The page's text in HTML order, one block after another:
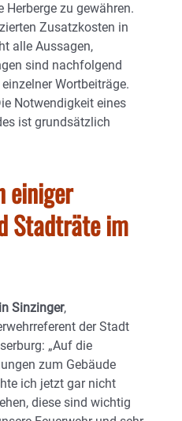
zu gewähren.
Zusatzkosten in
alle Aussagen,
sind nachfolgend
Wortbeiträge.
Notwendigkeit eines
ist grundsätzlich
einiger
Stadträte im
Sinzinger,
der Stadt
„Auf die
zum Gebäude
ich jetzt gar nicht
diese sind wichtig